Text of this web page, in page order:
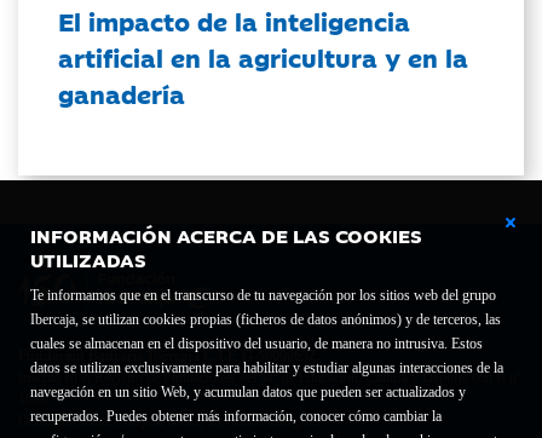
INFORMACIÓN ACERCA DE LAS COOKIES
UTILIZADAS
Te informamos que en el transcurso de tu navegación por los sitios web del grupo
Ibercaja, se utilizan cookies propias (ficheros de datos anónimos) y de terceros, las
cuales se almacenan en el dispositivo del usuario, de manera no intrusiva. Estos
datos se utilizan exclusivamente para habilitar y estudiar algunas interacciones de la
navegación en un sitio Web, y acumulan datos que pueden ser actualizados y
recuperados. Puedes obtener más información, conocer cómo cambiar la
El impacto de la inteligencia
artificial en la agricultura y en la
ganadería
Fundación Bancaria Ibercaja C.I.F. G-50000652.
Inscrita en el Registro de Fundaciones del Mº de Educación, Cultura y Deporte con el nº
1689.
Domicilio social: Joaquín Costa, 13. 50001 Zaragoza.